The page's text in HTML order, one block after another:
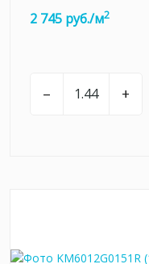
2 745 руб./м2
– +